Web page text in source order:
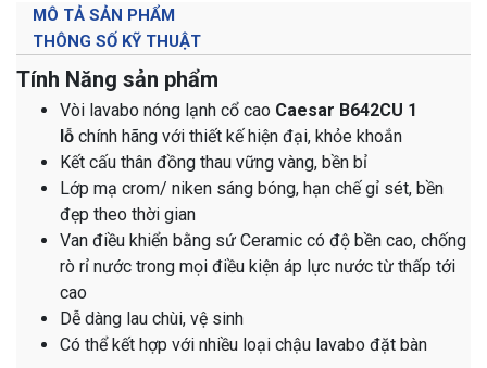
MÔ TẢ SẢN PHẨM
THÔNG SỐ KỸ THUẬT
Tính Năng sản phẩm
Vòi lavabo nóng lạnh cổ cao Caesar B642CU 1
lỗ chính hãng với thiết kế hiện đại, khỏe khoắn
Kết cấu thân đồng thau vững vàng, bền bỉ
Lớp mạ crom/ niken sáng bóng, hạn chế gỉ sét, bền
đẹp theo thời gian
Van điều khiển bằng sứ Ceramic có độ bền cao, chống
rò rỉ nước trong mọi điều kiện áp lực nước từ thấp tới
cao
Dễ dàng lau chùi, vệ sinh
Có thể kết hợp với nhiều loại chậu lavabo đặt bàn